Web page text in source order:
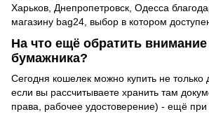
Харьков, Днепропетровск, Одесса
магазину bag24, выбор в котором
На что ещё обратить
бумажника?
Сегодня кошелек можно купить не только
если вы рассчитываете хранить там
права, рабочее удостоверение) - ещё